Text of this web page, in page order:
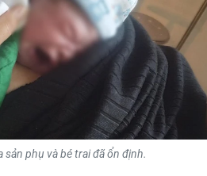
sản phụ và bé trai đã ổn định.